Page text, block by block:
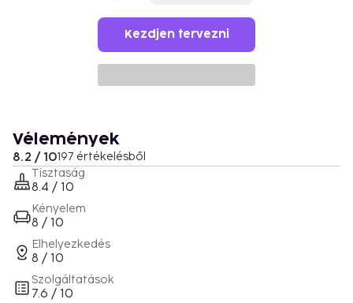
Kezdjen tervezni
Vélemények
8.2 / 10197 értékelésből
Tisztaság
8.4 / 10
Kényelem
8 / 10
Elhelyezkedés
8 / 10
Szolgáltatások
7.6 / 10